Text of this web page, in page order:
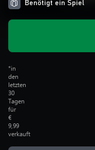
Benötigt ein Spiel
*in
den
letzten
30
Tagen
für
€
9,99
verkauft